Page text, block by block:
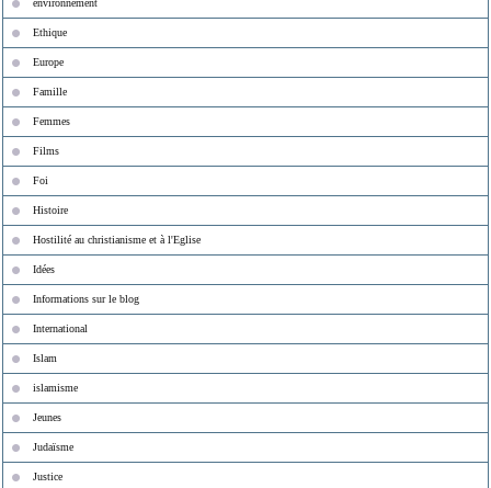
environnement
Ethique
Europe
Famille
Femmes
Films
Foi
Histoire
Hostilité au christianisme et à l'Eglise
Idées
Informations sur le blog
International
Islam
islamisme
Jeunes
Judaïsme
Justice